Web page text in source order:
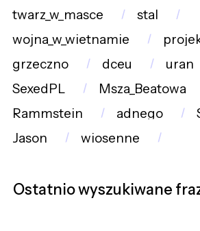
twarz_w_masce
stal
wojna_w_wietnamie
grzeczno
dceu
uran
SexedPL
Msza_Beatowa
Rammstein
adnego
Jason
wiosenne
Ostatnio wyszukiwane